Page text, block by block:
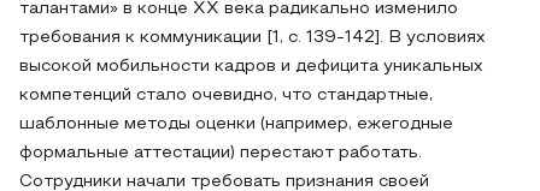
талантами» в конце XX века радикально изменило
требования к коммуникации [1, с. 139-142]. В условиях
высокой мобильности кадров и дефицита уникальных
компетенций стало очевидно, что стандартные,
шаблонные методы оценки (например, ежегодные
формальные аттестации) перестают работать.
Сотрудники начали требовать признания своей